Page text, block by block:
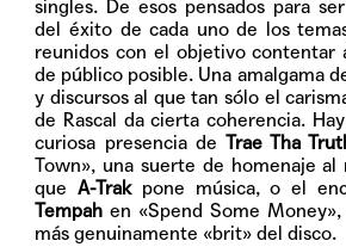
singles. De esos pensados para
del éxito de cada uno de los
reunidos con el objetivo contentar
de público posible. Una amalgama
y discursos al que tan sólo el
de Rascal da cierta coherencia.
curiosa presencia de Trae Tha
Town», una suerte de homenaje al
queA-Trakpone música, o el
Tempah en «Spend Some
más genuinamente «brit» del disco.